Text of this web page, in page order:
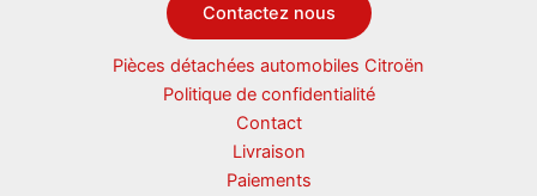
Contactez nous
Pièces détachées automobiles Citroën
Politique de confidentialité
Contact
Livraison
Paiements